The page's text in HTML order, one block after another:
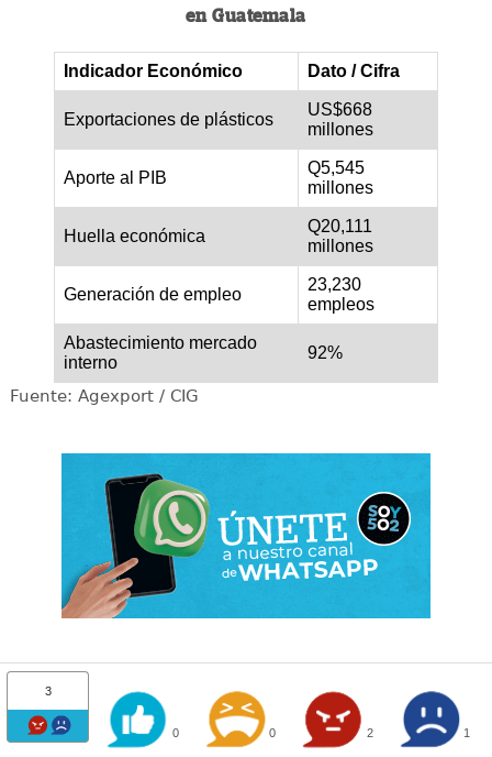
en Guatemala
Indicador Económico Dato / Cifra
Exportaciones de plásticos
US$668
millones
Aporte al PIB
Q5,545
millones
Huella económica
Q20,111
millones
Generación de empleo
23,230
empleos
Abastecimiento mercado
interno
92%
Fuente: Agexport / CIG
3
0 0 2 1